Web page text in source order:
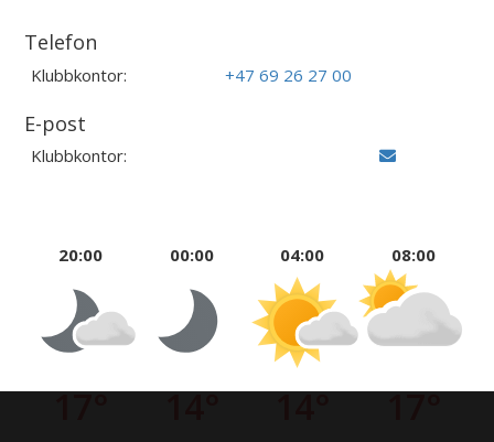
Telefon
Klubbkontor: +47 69 26 27 00
E-post
Klubbkontor:
20:00
17°
00:00
14°
04:00
14°
08:00
17°